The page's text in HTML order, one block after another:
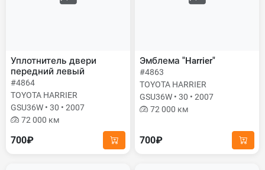
Уплотнитель двери
передний левый
#4864
TOYOTA HARRIER
GSU36W • 30 • 2007
72 000 км
700₽
Эмблема "Harrier"
#4863
TOYOTA HARRIER
GSU36W • 30 • 2007
72 000 км
700₽